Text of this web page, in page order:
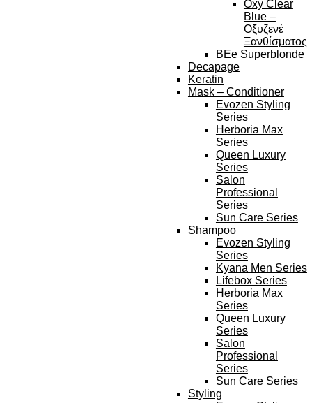
Oxy Clear
Blue –
Οξυζενέ
Ξανθίσματος
BEe Superblonde
Decapage
Keratin
Mask – Conditioner
Evozen Styling
Series
Herboria Max
Series
Queen Luxury
Series
Salon
Professional
Series
Sun Care Series
Shampoo
Evozen Styling
Series
Kyana Men Series
Lifebox Series
Herboria Max
Series
Queen Luxury
Series
Salon
Professional
Series
Sun Care Series
Styling